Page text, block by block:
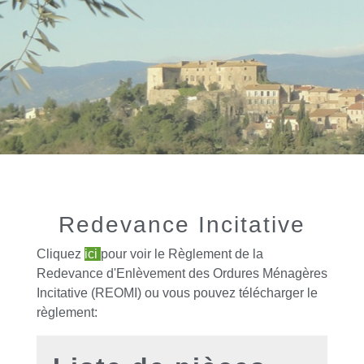
Redevance Incitative
Cliquez ici pour voir le Règlement de la
Redevance d'Enlèvement des Ordures Ménagères
Incitative (REOMI) ou vous pouvez télécharger le
règlement: